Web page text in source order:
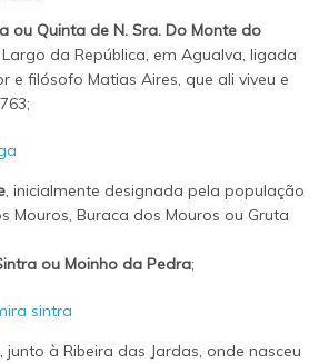
ou Quinta de N. Sra. Do Monte do
da República, em Agualva, ligada
e filósofo Matias Aires, que ali viveu e
, inicialmente designada pela população
Mouros, Buraca dos Mouros ou Gruta
ou Moinho da Pedra;
, junto à Ribeira das Jardas, onde nasceu